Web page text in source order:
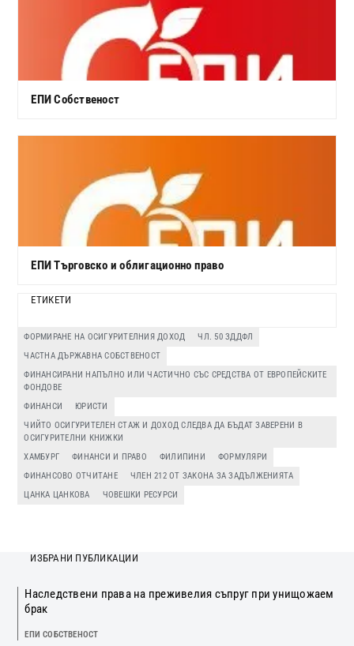
ЕПИ Собственост
ЕПИ Търговско и облигационно право
ЕТИКЕТИ
ФОРМИРАНЕ НА ОСИГУРИТЕЛНИЯ ДОХОД
ЧЛ. 50 ЗДДФЛ
ЧАСТНА ДЪРЖАВНА СОБСТВЕНОСТ
ФИНАНСИРАНИ НАПЪЛНО ИЛИ ЧАСТИЧНО СЪС СРЕДСТВА ОТ ЕВРОПЕЙСКИТЕ
ФОНДОВЕ
ФИНАНСИ
ЮРИСТИ
ЧИЙТО ОСИГУРИТЕЛЕН СТАЖ И ДОХОД СЛЕДВА ДА БЪДАТ ЗАВЕРЕНИ В
ОСИГУРИТЕЛНИ КНИЖКИ
ХАМБУРГ
ФИНАНСИ И ПРАВО ФИЛИПИНИ
ФОРМУЛЯРИ
ФИНАНСОВО ОТЧИТАНЕ
ЧЛЕН 212 ОТ ЗАКОНА ЗА ЗАДЪЛЖЕНИЯТА
ЦАНКА ЦАНКОВА
ЧОВЕШКИ РЕСУРСИ
ИЗБРАНИ ПУБЛИКАЦИИ
Наследствени права на преживелия съпруг при унищожаем
брак
ЕПИ СОБСТВЕНОСТ